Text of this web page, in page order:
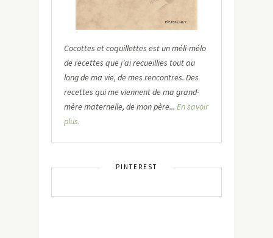
Cocottes et coquillettes est un méli-mélo
de recettes que j’ai recueillies tout au
long de ma vie, de mes rencontres. Des
recettes qui me viennent de ma grand-
mère maternelle, de mon père... En savoir
plus.
PINTEREST